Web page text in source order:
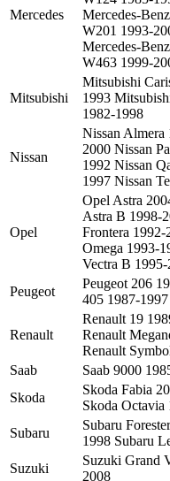
Omega 1993-
Vectra B
Peugeot 206
405 1987-1997
Renault
Renault 19
Renault
Renault
Saab 9000
Skoda
Skoda Fabia
Skoda Octavia
Subaru
1998 Subaru
Suzuki
Suzuki Grand
2008
Toyota
Toyota
Toyota Camry
Toyota Corolla
1997-2003
Rav4 1994-
Volkswagen
1992-1997
Volkswagen
B5 1996-2005
Volkswagen
Volkswagen
Volvo S40
АЗЛК
АЗЛК 2141